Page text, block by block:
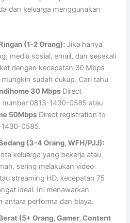
dan keluarga menggunakan
(1-2 Orang): Jika hanya
media sosial, email, dan sesekali
dengan kecepatan 30 Mbps
sudah cukup. Cari tahu
30 Mbps Direct
number 0813-1430-0585 atau
50Mbps Direct registration to
0585.
(3-4 Orang, WFH/PJJ):
keluarga yang bekerja atau
sering melakukan video
streaming HD, kecepatan 75
ideal. Ini menawarkan
antara performa dan biaya.
(5+ Orang, Gamer, Content